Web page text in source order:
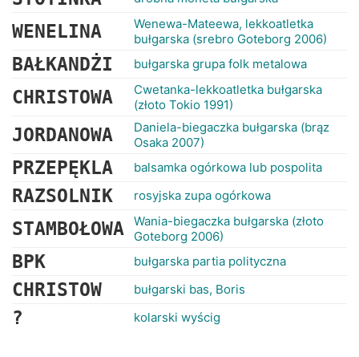
WENELINA
Wenewa-Mateewa, lekkoatletka
bułgarska (srebro Goteborg 2006)
BAŁKANDŻI bułgarska grupa folk metalowa
CHRISTOWA
Cwetanka-lekkoatletka bułgarska
(złoto Tokio 1991)
JORDANOWA
Daniela-biegaczka bułgarska (brąz
Osaka 2007)
PRZEPĘKLA balsamka ogórkowa lub pospolita
RAZSOLNIK rosyjska zupa ogórkowa
STAMBOŁOWA
Wania-biegaczka bułgarska (złoto
Goteborg 2006)
BPK bułgarska partia polityczna
CHRISTOW bułgarski bas, Boris
? kolarski wyścig